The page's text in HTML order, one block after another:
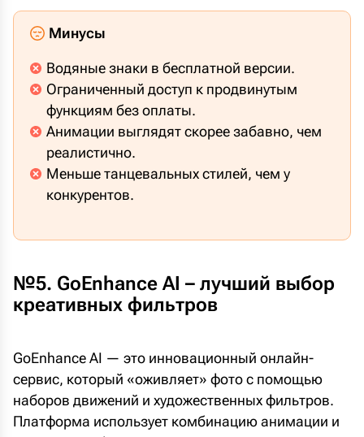
Минусы
Водяные знаки в бесплатной версии.
Ограниченный доступ к продвинутым
функциям без оплаты.
Анимации выглядят скорее забавно, чем
реалистично.
Меньше танцевальных стилей, чем у
конкурентов.
№5. GoEnhance AI – лучший выбор
креативных фильтров
GoEnhance AI — это инновационный онлайн-
сервис, который «оживляет» фото с помощью
наборов движений и художественных фильтров.
Платформа использует комбинацию анимации и